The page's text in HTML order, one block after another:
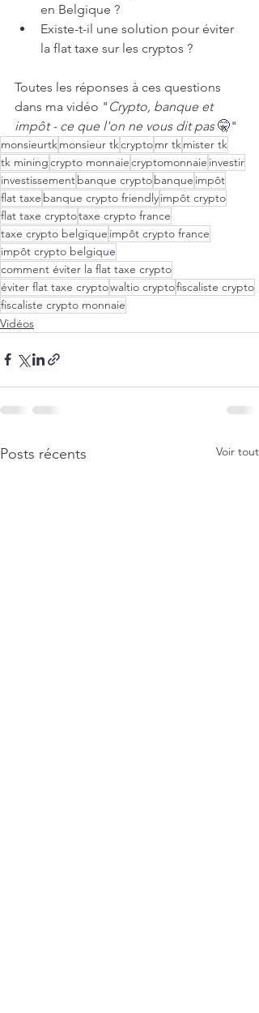
en Belgique ?
Existe-t-il une solution pour éviter
la flat taxe sur les cryptos ?
Toutes les réponses à ces questions
dans ma vidéo " Crypto, banque et
impôt - ce que l'on ne vous dit pas 🤫"
monsieurtkmonsieur tkcryptomr tkmister tk
tk miningcrypto monnaiecryptomonnaie investir
investissementbanque cryptobanque impôt
flat taxe banque crypto friendlyimpôt crypto
flat taxe cryptotaxe crypto france
taxe crypto belgique impôt crypto france
impôt crypto belgique
comment éviter la flat taxe crypto
éviter flat taxe cryptowaltio cryptofiscaliste crypto
fiscaliste crypto monnaie
Vidéos
Posts récents Voir tout